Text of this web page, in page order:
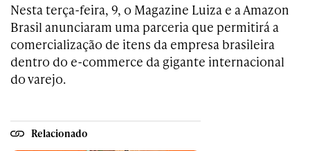
Nesta terça-feira, 9, o Magazine Luiza e a Amazon
Brasil anunciaram uma parceria que permitirá a
comercialização de itens da empresa brasileira
dentro do e-commerce da gigante internacional
do varejo.
Relacionado